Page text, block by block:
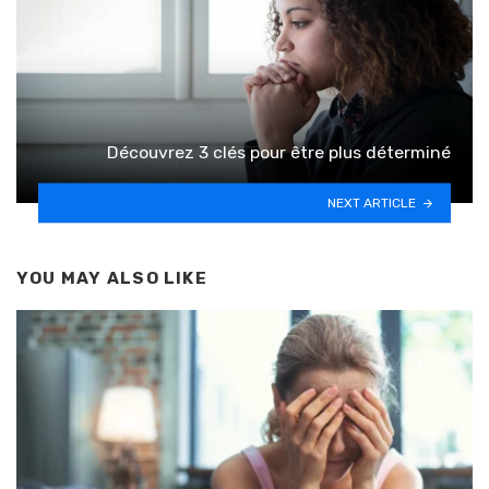
Découvrez 3 clés pour être plus déterminé
NEXT ARTICLE
YOU MAY ALSO LIKE